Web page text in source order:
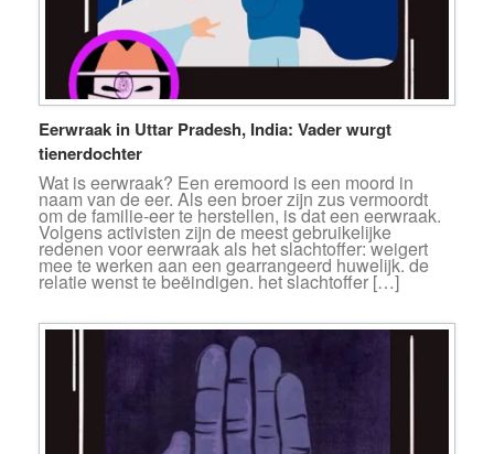
Eerwraak in Uttar Pradesh, India: Vader wurgt
tienerdochter
Wat is eerwraak? Een eremoord is een moord in
naam van de eer. Als een broer zijn zus vermoordt
om de familie-eer te herstellen, is dat een eerwraak.
Volgens activisten zijn de meest gebruikelijke
redenen voor eerwraak als het slachtoffer: weigert
mee te werken aan een gearrangeerd huwelijk. de
relatie wenst te beëindigen. het slachtoffer […]